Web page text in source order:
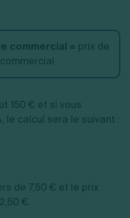
commercial = prix de
150 € et si vous
le calcul sera le suivant :
de 7,50 € et le prix
€.